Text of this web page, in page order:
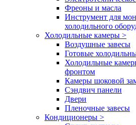
Фреоны и масла
Инструмент для
холодильного
Холодильные камеры >
Воздушные завесы
Готовые
Холодильные
фронтом
Камеры шоковой
Сэндвич панели
Двери
Пленочные завесы
Кондиционеры >